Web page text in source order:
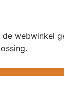
webwinkel